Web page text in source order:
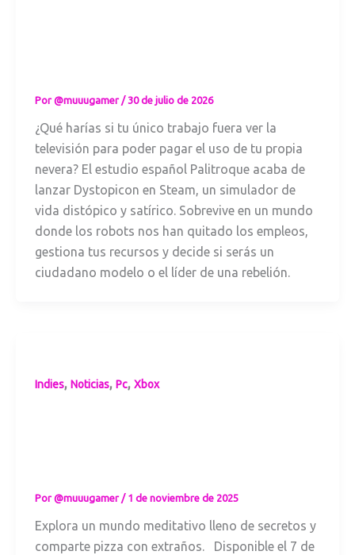
Por@muuugamer/30 de julio de 2026
¿Qué harías si tu único trabajo fuera ver la
televisión para poder pagar el uso de tu propia
nevera? El estudio español Palitroque acaba de
lanzar Dystopicon en Steam, un simulador de
vida distópico y satírico. Sobrevive en un mundo
donde los robots nos han quitado los empleos,
gestiona tus recursos y decide si serás un
ciudadano modelo o el líder de una rebelión.
Indies, Noticias, Pc, Xbox
Por@muuugamer/ 1 de noviembre de 2025
Explora un mundo meditativo lleno de secretos y
comparte pizza con extraños. Disponible el 7 de